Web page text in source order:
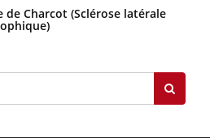
de Charcot (Sclérose latérale